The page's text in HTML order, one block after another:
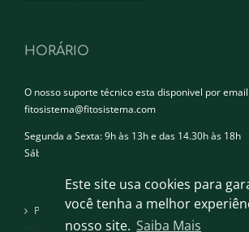
Este site usa cookies para
você tenha a melhor
nosso site. Saiba Mais
HORÁRIO
O nosso suporte técnico esta disponivel por email
fitosistema@fitosistema.com
Segunda a Sexta: 9h às 13h e das 14.30h às 18h
Sábado e Domingo: Encerrado
Política de privacidade